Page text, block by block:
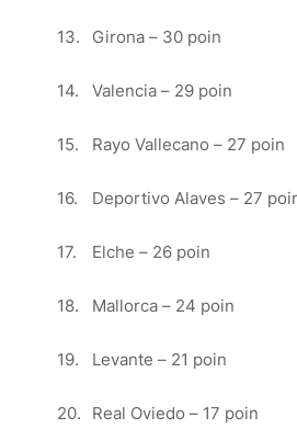
13. Girona – 30 poin
14. Valencia – 29 poin
15. Rayo Vallecano – 27 poin
16. Deportivo Alaves – 27
17. Elche – 26 poin
18. Mallorca – 24 poin
19. Levante – 21 poin
20. Real Oviedo – 17 poin